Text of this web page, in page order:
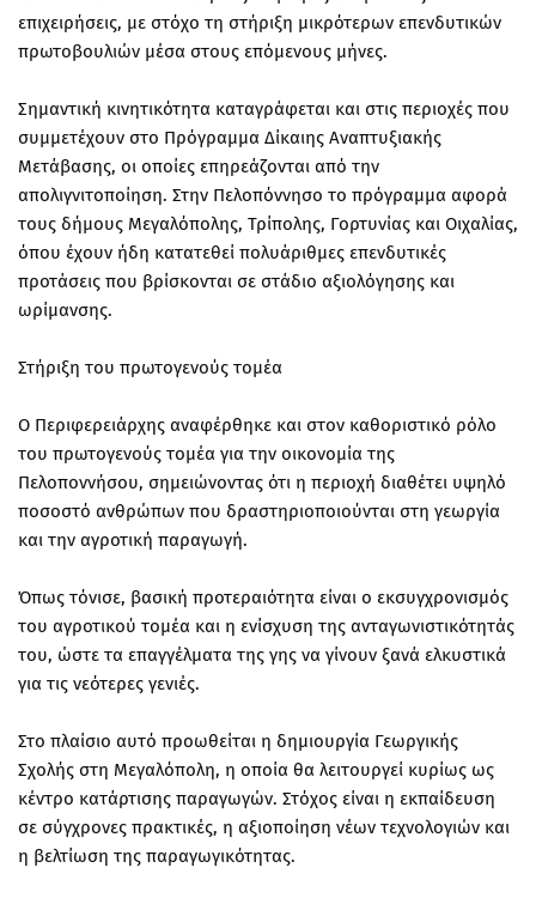
επιχειρήσεις, με στόχο τη στήριξη μικρότερων επενδυτικών
πρωτοβουλιών μέσα στους επόμενους μήνες.
Σημαντική κινητικότητα καταγράφεται και στις περιοχές που
συμμετέχουν στο Πρόγραμμα Δίκαιης Αναπτυξιακής
Μετάβασης, οι οποίες επηρεάζονται από την
απολιγνιτοποίηση. Στην Πελοπόννησο το πρόγραμμα αφορά
τους δήμους Μεγαλόπολης, Τρίπολης, Γορτυνίας και Οιχαλίας,
όπου έχουν ήδη κατατεθεί πολυάριθμες επενδυτικές
προτάσεις που βρίσκονται σε στάδιο αξιολόγησης και
ωρίμανσης.
Στήριξη του πρωτογενούς τομέα
Ο Περιφερειάρχης αναφέρθηκε και στον καθοριστικό ρόλο
του πρωτογενούς τομέα για την οικονομία της
Πελοποννήσου, σημειώνοντας ότι η περιοχή διαθέτει υψηλό
ποσοστό ανθρώπων που δραστηριοποιούνται στη γεωργία
και την αγροτική παραγωγή.
Όπως τόνισε, βασική προτεραιότητα είναι ο εκσυγχρονισμός
του αγροτικού τομέα και η ενίσχυση της ανταγωνιστικότητάς
του, ώστε τα επαγγέλματα της γης να γίνουν ξανά ελκυστικά
για τις νεότερες γενιές.
Στο πλαίσιο αυτό προωθείται η δημιουργία Γεωργικής
Σχολής στη Μεγαλόπολη, η οποία θα λειτουργεί κυρίως ως
κέντρο κατάρτισης παραγωγών. Στόχος είναι η εκπαίδευση
σε σύγχρονες πρακτικές, η αξιοποίηση νέων τεχνολογιών και
η βελτίωση της παραγωγικότητας.